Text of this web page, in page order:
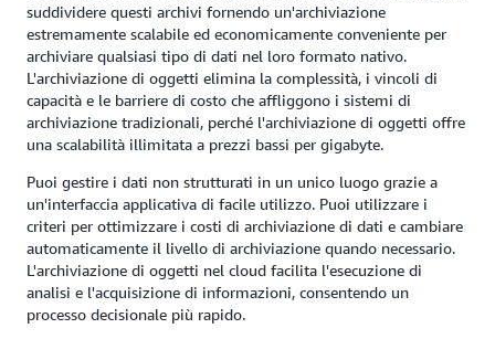
suddividere questi archivi fornendo un'archiviazione
estremamente scalabile ed economicamente conveniente per
archiviare qualsiasi tipo di dati nel loro formato nativo.
L'archiviazione di oggetti elimina la complessità, i vincoli di
capacità e le barriere di costo che affliggono i sistemi di
archiviazione tradizionali, perché l'archiviazione di oggetti offre
una scalabilità illimitata a prezzi bassi per gigabyte.
Puoi gestire i dati non strutturati in un unico luogo grazie a
un'interfaccia applicativa di facile utilizzo. Puoi utilizzare i
criteri per ottimizzare i costi di archiviazione di dati e cambiare
automaticamente il livello di archiviazione quando necessario.
L'archiviazione di oggetti nel cloud facilita l'esecuzione di
analisi e l'acquisizione di informazioni, consentendo un
processo decisionale più rapido.